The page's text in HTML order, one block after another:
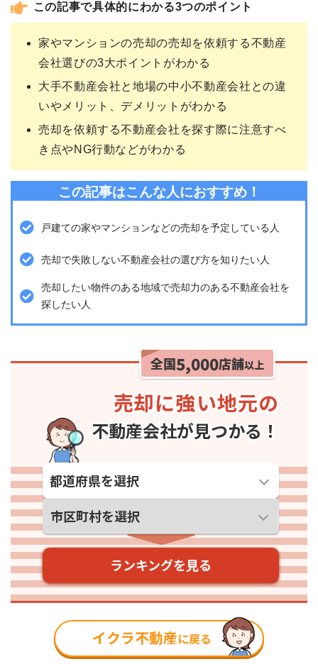
この記事で具体的にわかる3つのポイント
家やマンションの売却の売却を依頼する不動産
会社選びの3大ポイントがわかる
大手不動産会社と地場の中小不動産会社との違
いやメリット、デメリットがわかる
売却を依頼する不動産会社を探す際に注意すべ
き点やNG行動などがわかる
この記事はこんな人におすすめ！
戸建ての家やマンションなどの売却を予定している人
売却で失敗しない不動産会社の選び方を知りたい人
売却したい物件のある地域で売却力のある不動産会社を
探したい人